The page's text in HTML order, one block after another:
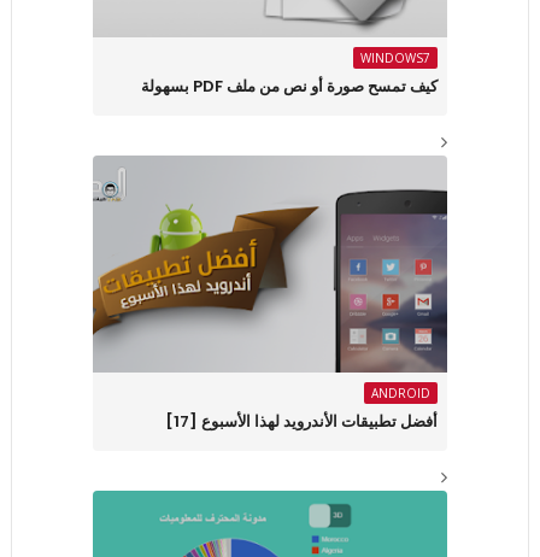
WINDOWS7
كيف تمسح صورة أو نص من ملف PDF بسهولة
ANDROID
أفضل تطبيقات الأندرويد لهذا الأسبوع ‏[17]